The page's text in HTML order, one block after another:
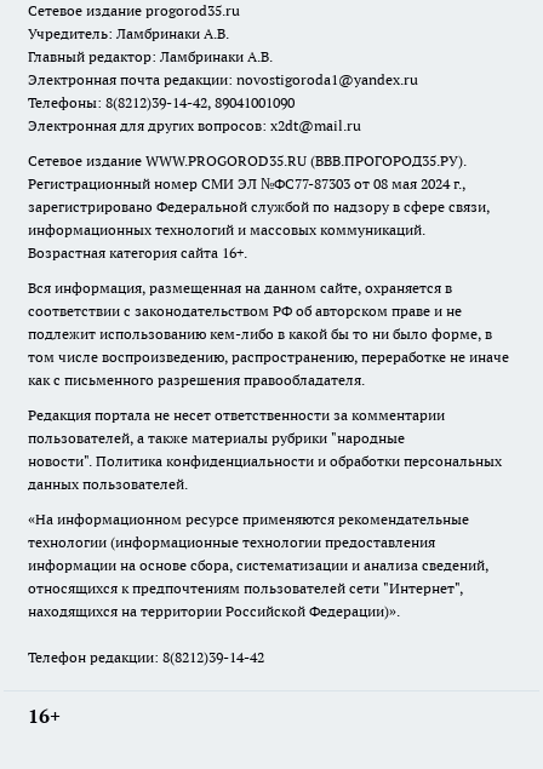
Сетевое издание progorod35.ru
Учредитель: Ламбринаки А.В.
Главный редактор: Ламбринаки А.В.
Электронная почта редакции: novostigoroda1@yandex.ru
Телефоны: 8(8212)39-14-42, 89041001090
Электронная для других вопросов: x2dt@mail.ru
Сетевое издание WWW.PROGOROD35.RU (ВВВ.ПРОГОРОД35.РУ).
Регистрационный номер СМИ ЭЛ №ФС77-87303 от 08 мая 2024 г.,
зарегистрировано Федеральной службой по надзору в сфере связи,
информационных технологий и массовых коммуникаций.
Возрастная категория сайта 16+.
Вся информация, размещенная на данном сайте, охраняется в
соответствии с законодательством РФ об авторском праве и не
подлежит использованию кем-либо в какой бы то ни было форме, в
том числе воспроизведению, распространению, переработке не иначе
как с письменного разрешения правообладателя.
Редакция портала не несет ответственности за комментарии
пользователей, а также материалы рубрики "народные
новости". Политика конфиденциальности и обработки персональных
данных пользователей.
«На информационном ресурсе применяются рекомендательные
технологии (информационные технологии предоставления
информации на основе сбора, систематизации и анализа сведений,
относящихся к предпочтениям пользователей сети "Интернет",
находящихся на территории Российской Федерации)».
Телефон редакции: 8(8212)39-14-42
16+